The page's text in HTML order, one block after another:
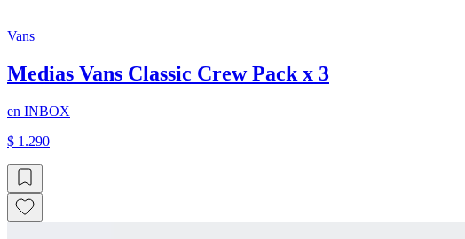
Vans
Medias Vans Classic Crew Pack x 3
en INBOX
$ 1.290